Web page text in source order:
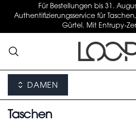
Für Bestellungen bis 31.
Authentifizierungsservice für
Gürtel. Mit Entrupy-
DAMEN
Taschen